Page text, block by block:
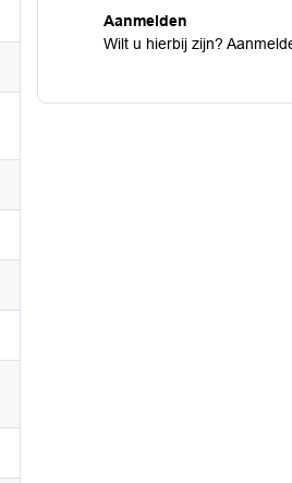
Aanmelden
Wilt u hierbij zijn?